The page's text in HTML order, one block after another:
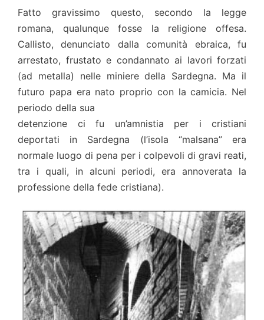
Fatto gravissimo questo, secondo la legge
romana, qualunque fosse la religione offesa.
Callisto, denunciato dalla comunità ebraica, fu
arrestato, frustato e condannato ai lavori forzati
(ad metalla) nelle miniere della Sardegna. Ma il
futuro papa era nato proprio con la camicia. Nel
periodo della sua
detenzione ci fu un’amnistia per i cristiani
deportati in Sardegna (l’isola “malsana” era
normale luogo di pena per i colpevoli di gravi reati,
tra i quali, in alcuni periodi, era annoverata la
professione della fede cristiana).